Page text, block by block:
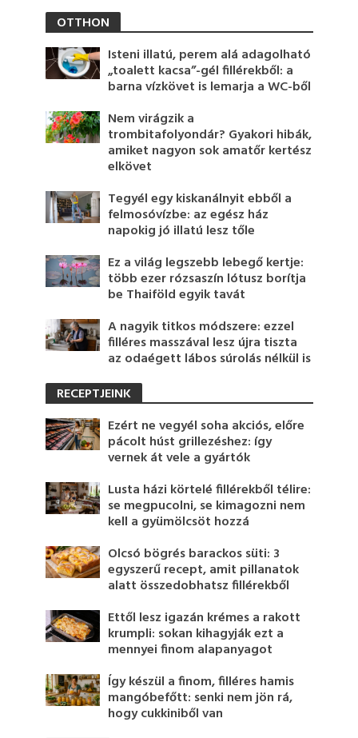
OTTHON
Isteni illatú, perem alá adagolható
„toalett kacsa”-gél fillérekből: a
barna vízkövet is lemarja a WC-ből
Nem virágzik a
trombitafolyondár? Gyakori hibák,
amiket nagyon sok amatőr kertész
elkövet
Tegyél egy kiskanálnyit ebből a
felmosóvízbe: az egész ház
napokig jó illatú lesz tőle
Ez a világ legszebb lebegő kertje:
több ezer rózsaszín lótusz borítja
be Thaiföld egyik tavát
A nagyik titkos módszere: ezzel
filléres masszával lesz újra tiszta
az odaégett lábos súrolás nélkül is
RECEPTJEINK
Ezért ne vegyél soha akciós, előre
pácolt húst grillezéshez: így
vernek át vele a gyártók
Lusta házi körtelé fillérekből télire:
se megpucolni, se kimagozni nem
kell a gyümölcsöt hozzá
Olcsó bögrés barackos süti: 3
egyszerű recept, amit pillanatok
alatt összedobhatsz fillérekből
Ettől lesz igazán krémes a rakott
krumpli: sokan kihagyják ezt a
mennyei finom alapanyagot
Így készül a finom, filléres hamis
mangóbefőtt: senki nem jön rá,
hogy cukkiniből van